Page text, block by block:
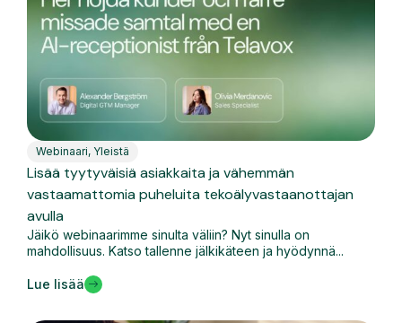
Webinaari, Yleistä
Lisää tyytyväisiä asiakkaita ja vähemmän
vastaamattomia puheluita tekoälyvastaanottajan
avulla
Jäikö webinaarimme sinulta väliin? Nyt sinulla on
mahdollisuus. Katso tallenne jälkikäteen ja hyödynnä...
Lue lisää